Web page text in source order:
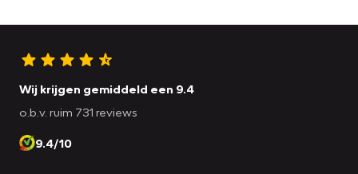
opties op deze auto zijn: electronic climate control,
automatisch dimmende binnenspiegel en isofix-aansluiting.
instrumentarium laat de verkeersborddetectie de actuele
Wij krijgen gemiddeld een 9.4
o.b.v. ruim 731 reviews
9.4/10